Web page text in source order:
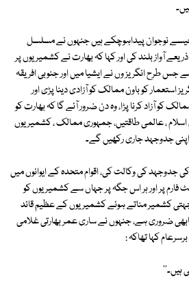
نوجوان پیداہوچکے ہیں جنہوں نے مسلسل
آواز بلند کی اور کہا کہ بھارت نے کشمیریوں پر
جس طرح انگریز وں نے ایشیا میں اور جنوبی افریقہ
استعمار کو باون ممالک کو آزادی دینا پڑی اور
کو آزاد کرنا پڑا، وہ دن ضرور آئے گا کہ بھارت کو
، عالمی طاقتیں، جمہوری ممالک ، کشمیریوں
جدوجہد جاری رکھیں گے۔
کی وکالت کی، اقوام متحدہ کے ایوانوں میں
پر اور ہر اس جگہ پر جہاں سے کشمیریوں کو
کشمیر مناتے ہوئے کشمیریوں کے عظیم قائد
ضروری ہے، جنہوں نے ساری عمر بھارتی غلامی
کہا تھاکہ :
ہیں۔''